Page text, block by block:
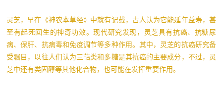
灵芝，早在《神农本草经》中就有记载，古人认为它能延年益寿，甚
至有起死回生的神奇功效。现代研究发现，灵芝具有抗癌、抗糖尿
病、保肝、抗病毒和免疫调节等多种作用。其中，灵芝的抗癌研究备
受瞩目，以往人们认为三萜类和多糖是其抗癌的主要成分，不过，灵
芝中还有类固醇等其他化合物，也可能在发挥重要作用。